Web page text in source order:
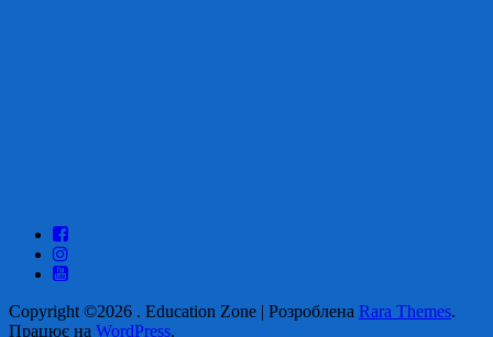
Copyright ©2026 . Education Zone | Розроблена Rara Themes.
Працює на WordPress.